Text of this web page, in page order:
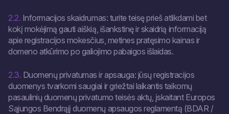
2.2. Informacijos skaidrumas: turite teisę prieš atlikdami bet
kokį mokėjimą gauti aiškią, išankstinę ir skaidrią informaciją
apie registracijos mokesčius, metines pratęsimo kainas ir
domeno atkūrimo po galiojimo pabaigos išlaidas.
2.3. Duomenų privatumas ir apsauga: jūsų registracijos
duomenys tvarkomi saugiai ir griežtai laikantis taikomų
pasaulinių duomenų privatumo teisės aktų, įskaitant Europos
Sąjungos Bendrąjį duomenų apsaugos reglamentą (BDAR /